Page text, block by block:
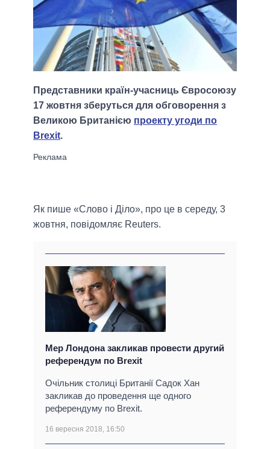
Представники країн-учасниць Євросоюзу
17 жовтня зберуться для обговорення з
Великою Британією проекту угоди по
Brexit.
Як пише «Слово і Діло», про це в середу, 3
жовтня, повідомляє Reuters.
Мер Лондона закликав провести другий
референдум по Brexit
Очільник столиці Британії Садок Хан
закликав до проведення ще одного
референдуму по Brexit.
16 вересня 2018, 16:50